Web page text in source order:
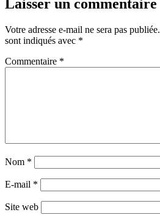
Laisser un commentaire
Votre adresse e-mail ne sera pas publiée.
sont indiqués avec *
Commentaire *
Nom *
E-mail *
Site web